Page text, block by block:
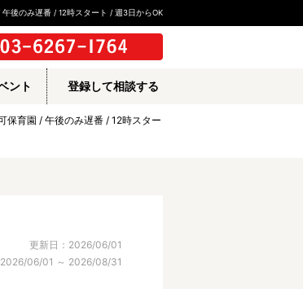
後のみ遅番 / 12時スタート / 週3日からOK
ント 登録して相談する
育園 / 午後のみ遅番 / 12時スター
更新日：2026/06/01
06/01 ～ 2026/08/31